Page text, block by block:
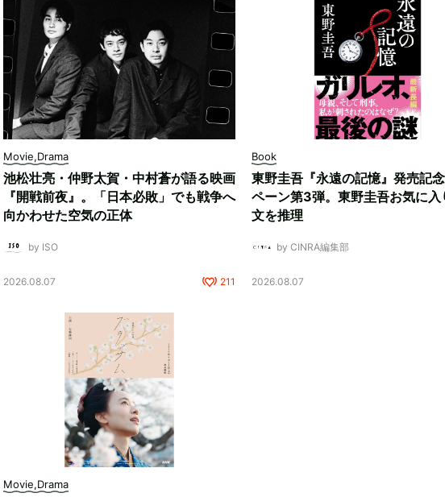
Movie,Drama
池松壮亮・仲野太賀・中村蒼が語る映画
『開戦前夜』。「日本必敗」でも戦争へ
向かわせた空気の正体
by ISO
2026.08.07 211
Book
東野圭吾『永遠の記憶』発売記
ペーン第3弾。東野圭吾お気に入
文を推理
by CINRA編集部
2026.08.07
Movie,Drama